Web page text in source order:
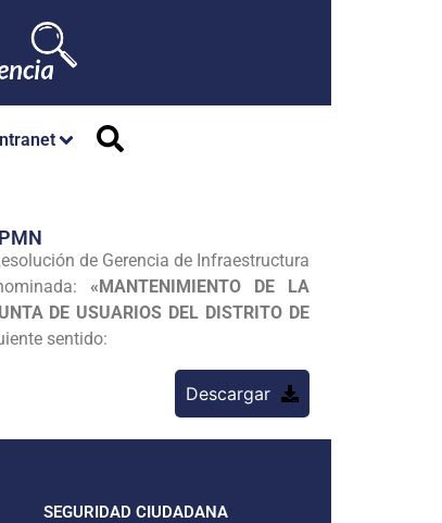
de Gerencia de Infraestructura
«MANTENIMIENTO DE LA
DE USUARIOS DEL DISTRITO DE
sentido:
Descargar
SEGURIDAD CIUDADANA